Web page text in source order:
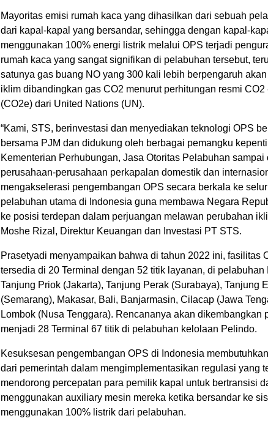
Mayoritas emisi rumah kaca yang dihasilkan dari sebuah
dari kapal-kapal yang bersandar, sehingga dengan kapal-
menggunakan 100% energi listrik melalui OPS terjadi
rumah kaca yang sangat signifikan di pelabuhan tersebut,
satunya gas buang NO yang 300 kali lebih berpengaruh
iklim dibandingkan gas CO2 menurut perhitungan resmi
(CO2e) dari United Nations (UN).
“Kami, STS, berinvestasi dan menyediakan teknologi OPS
bersama PJM dan didukung oleh berbagai pemangku
Kementerian Perhubungan, Jasa Otoritas Pelabuhan sampai
perusahaan-perusahaan perkapalan domestik dan
mengakselerasi pengembangan OPS secara berkala ke
pelabuhan utama di Indonesia guna membawa Negara
ke posisi terdepan dalam perjuangan melawan perubahan
Moshe Rizal, Direktur Keuangan dan Investasi PT STS.
Prasetyadi menyampaikan bahwa di tahun 2022 ini, fasilitas
tersedia di 20 Terminal dengan 52 titik layanan, di pelabuhan
Tanjung Priok (Jakarta), Tanjung Perak (Surabaya), Tanjung
(Semarang), Makasar, Bali, Banjarmasin, Cilacap (Jawa
Lombok (Nusa Tenggara). Rencananya akan dikembangkan
menjadi 28 Terminal 67 titik di pelabuhan kelolaan Pelindo.
Kesuksesan pengembangan OPS di Indonesia
dari pemerintah dalam mengimplementasikan regulasi yang
mendorong percepatan para pemilik kapal untuk bertransisi
menggunakan auxiliary mesin mereka ketika bersandar ke
menggunakan 100% listrik dari pelabuhan.